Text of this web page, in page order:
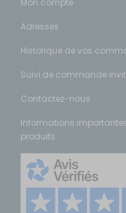
Mon compte
Adresses
Historique de vos
Suivi de commande
Contactez-nous
Informations
produits